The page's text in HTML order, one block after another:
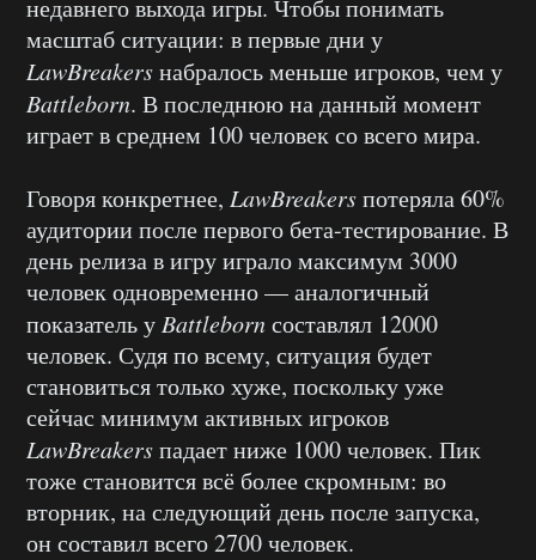
недавнего выхода игры. Чтобы понимать
масштаб ситуации: в первые дни у
LawBreakersнабралось меньше игроков, чем у
Battleborn. В последнюю на данный момент
играет в среднем 100 человек со всего мира.
Говоря конкретнее, LawBreakersпотеряла 60%
аудитории после первого бета-тестирование. В
день релиза в игру играло максимум 3000
человек одновременно — аналогичный
показатель у Battlebornсоставлял 12000
человек. Судя по всему, ситуация будет
становиться только хуже, поскольку уже
сейчас минимум активных игроков
LawBreakersпадает ниже 1000 человек. Пик
тоже становится всё более скромным: во
вторник, на следующий день после запуска,
он составил всего 2700 человек.